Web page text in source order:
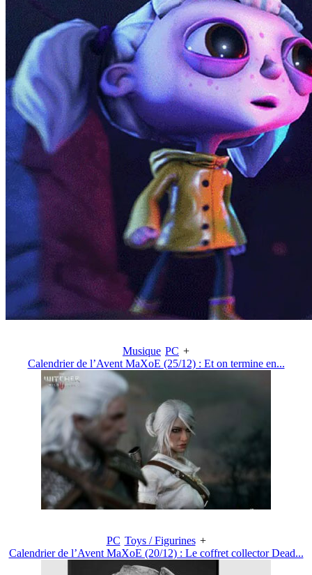
Musique PC +
Calendrier de l’Avent MaXoE (25/12) : Et on termine en...
PC Toys / Figurines +
Calendrier de l’Avent MaXoE (20/12) : Le coffret collector Dead...